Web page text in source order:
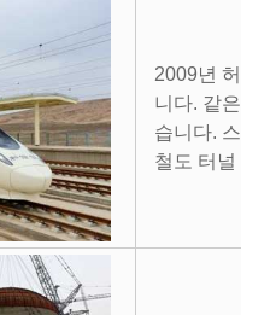
2009년 허베
니다. 같은
습니다. 스자
철도 터널 프